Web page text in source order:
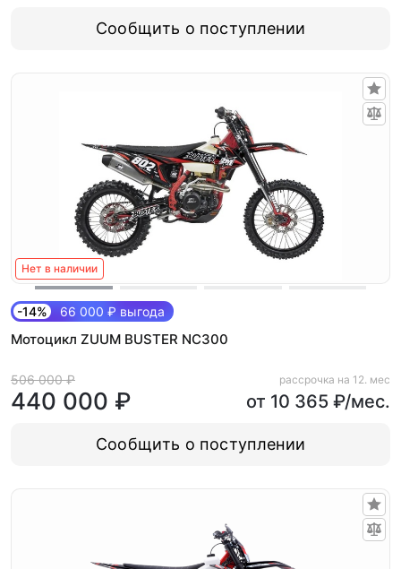
Сообщить о поступлении
Нет в наличии
-14% 66 000 ₽ выгода
Мотоцикл ZUUM BUSTER NC300
506 000 ₽
440 000 ₽
рассрочка на 12. мес
от 10 365 ₽/мес.
Сообщить о поступлении